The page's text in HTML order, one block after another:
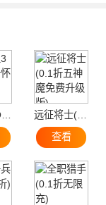
冒险王3OL(0.1折怀旧服)
远征将士(0.1折五神魔免费升级版)
查看